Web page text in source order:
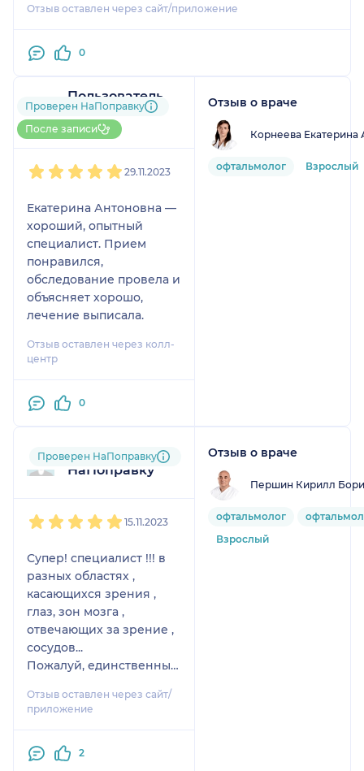
Отзыв оставлен через сайт/приложение
0
Пользователь
НаПоправку
1 отзыв
Проверен НаПоправку
После записи
29.11.2023
Екатерина Антоновна —
хороший, опытный
специалист. Прием
понравился,
обследование провела и
объясняет хорошо,
лечение выписала.
Отзыв оставлен через колл-
центр
0
Отзыв о враче
Корнеева Екатерина
офтальмолог Взрослый
Пользователь
НаПоправку
Проверен НаПоправку
15.11.2023
Супер! специалист !!! в
разных областях ,
касающихся зрения ,
глаз, зон мозга ,
отвечающих за зрение ,
сосудов...
Пожалуй, единственный
класса и уровня,
продолжающий прием
обследования и
Отзыв оставлен через сайт/
приложение
2
Отзыв о враче
Першин Кирилл
офтальмолог
Взрослый